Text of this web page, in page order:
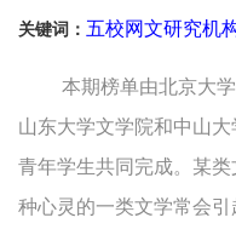
关键词： 五校网文研究机
本期榜单由北京大
山东大学文学院和中山
青年学生共同完成。某
种心灵的一类文学常会